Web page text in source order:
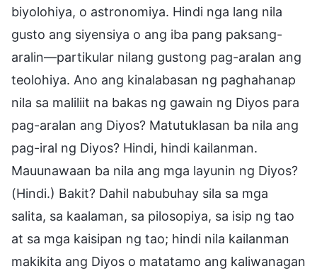
biyolohiya, o astronomiya. Hindi nga lang nila
gusto ang siyensiya o ang iba pang paksang-
aralin—partikular nilang gustong pag-aralan ang
teolohiya. Ano ang kinalabasan ng paghahanap
nila sa maliliit na bakas ng gawain ng Diyos para
pag-aralan ang Diyos? Matutuklasan ba nila ang
pag-iral ng Diyos? Hindi, hindi kailanman.
Mauunawaan ba nila ang mga layunin ng Diyos?
(Hindi.) Bakit? Dahil nabubuhay sila sa mga
salita, sa kaalaman, sa pilosopiya, sa isip ng tao
at sa mga kaisipan ng tao; hindi nila kailanman
makikita ang Diyos o matatamo ang kaliwanagan